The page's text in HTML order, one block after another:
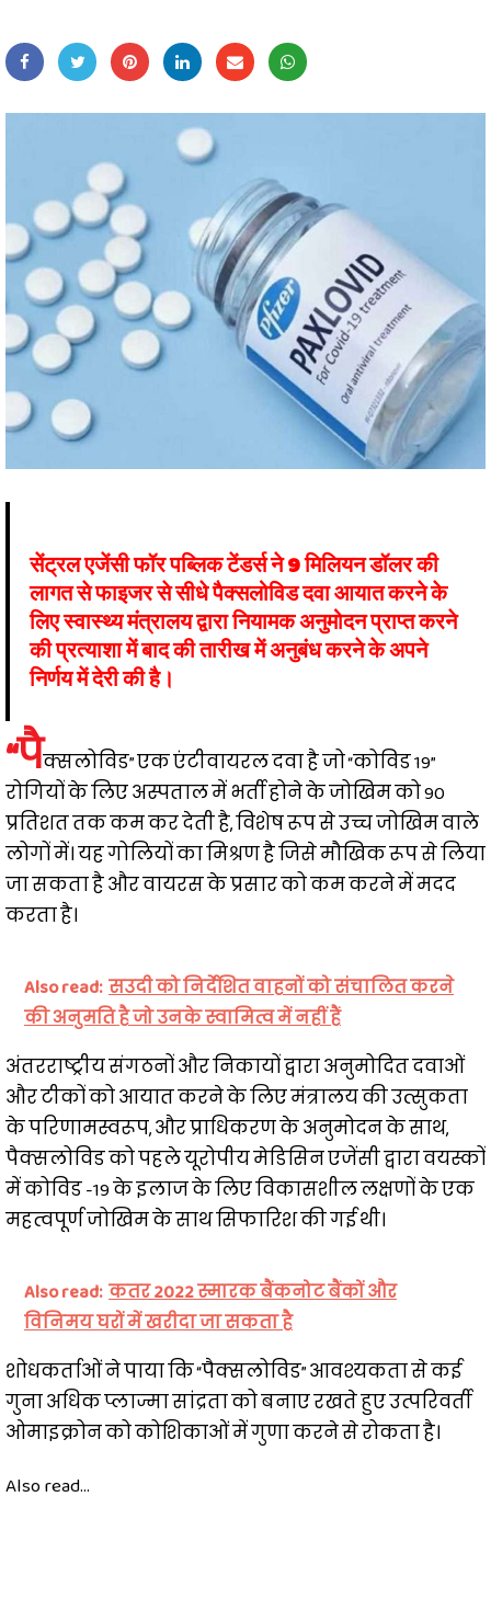
सेंट्रल एजेंसी फॉर पब्लिक टेंडर्स ने 9 मिलियन डॉलर की
लागत से फाइजर से सीधे पैक्सलोविड दवा आयात करने के
लिए स्वास्थ्य मंत्रालय द्वारा नियामक अनुमोदन प्राप्त करने
की प्रत्याशा में बाद की तारीख में अनुबंध करने के अपने
निर्णय में देरी की है।
“पैक्सलोविड” एक एंटीवायरल दवा है जो “कोविड 19”
रोगियों के लिए अस्पताल में भर्ती होने के जोखिम को 90
प्रतिशत तक कम कर देती है, विशेष रूप से उच्च जोखिम वाले
लोगों में। यह गोलियों का मिश्रण है जिसे मौखिक रूप से लिया
जा सकता है और वायरस के प्रसार को कम करने में मदद
करता है।
Also read: सउदी को निर्देशित वाहनों को संचालित करने
की अनुमति है जो उनके स्वामित्व में नहीं हैं
अंतरराष्ट्रीय संगठनों और निकायों द्वारा अनुमोदित दवाओं
और टीकों को आयात करने के लिए मंत्रालय की उत्सुकता
के परिणामस्वरूप, और प्राधिकरण के अनुमोदन के साथ,
पैक्सलोविड को पहले यूरोपीय मेडिसिन एजेंसी द्वारा वयस्कों
में कोविड -19 के इलाज के लिए विकासशील लक्षणों के एक
महत्वपूर्ण जोखिम के साथ सिफारिश की गई थी।
Also read: कतर 2022 स्मारक बैंकनोट बैंकों और
विनिमय घरों में खरीदा जा सकता है
शोधकर्ताओं ने पाया कि “पैक्सलोविड” आवश्यकता से कई
गुना अधिक प्लाज्मा सांद्रता को बनाए रखते हुए उत्परिवर्ती
ओमाइक्रोन को कोशिकाओं में गुणा करने से रोकता है।
Also read...